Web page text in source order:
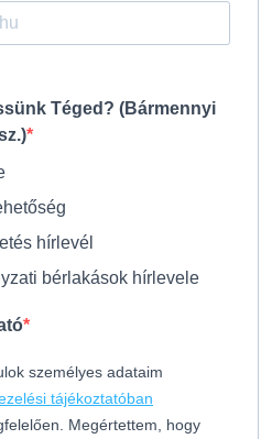
Téged? (Bármennyi
hírlevél
bérlakások hírlevele
személyes adataim
tájékoztatóban
Megértettem, hogy